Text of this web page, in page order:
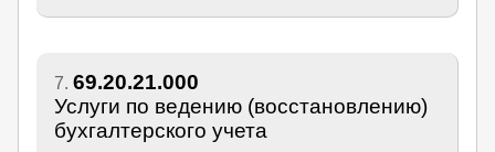
7. 69.20.21.000
Услуги по ведению (восстановлению)
бухгалтерского учета